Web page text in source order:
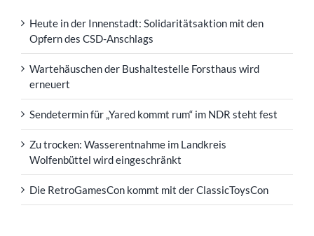
Heute in der Innenstadt: Solidaritätsaktion mit den
Opfern des CSD-Anschlags
Wartehäuschen der Bushaltestelle Forsthaus wird
erneuert
Sendetermin für „Yared kommt rum“ im NDR steht fest
Zu trocken: Wasserentnahme im Landkreis
Wolfenbüttel wird eingeschränkt
Die RetroGamesCon kommt mit der ClassicToysCon